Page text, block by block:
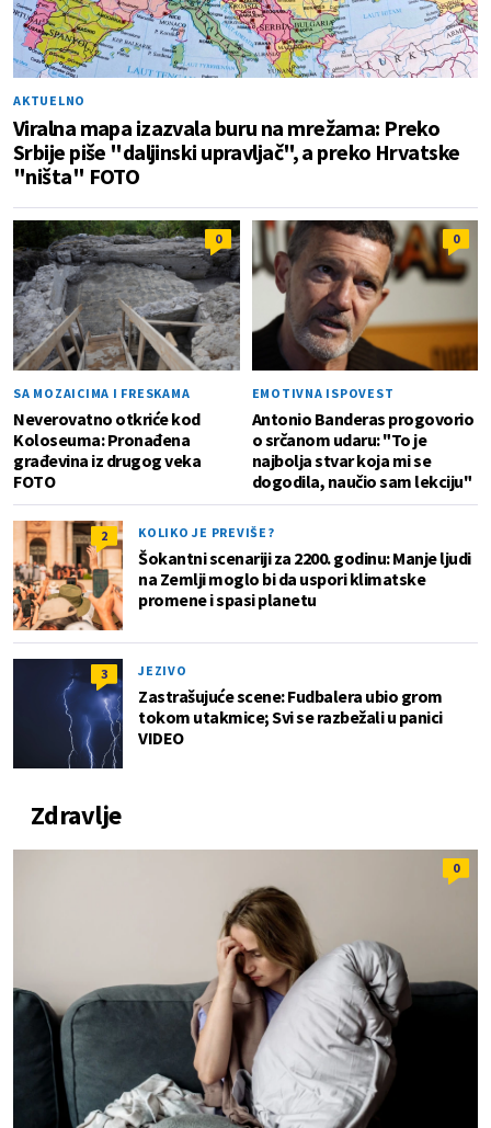
AKTUELNO
Viralna mapa izazvala buru na mrežama: Preko
Srbije piše "daljinski upravljač", a preko Hrvatske
"ništa" FOTO
0
SA MOZAICIMA I FRESKAMA
Neverovatno otkriće kod
Koloseuma: Pronađena
građevina iz drugog veka
FOTO
0
EMOTIVNA ISPOVEST
Antonio Banderas progovorio
o srčanom udaru: "To je
najbolja stvar koja mi se
dogodila, naučio sam lekciju"
2 KOLIKO JE PREVIŠE?
Šokantni scenariji za 2200. godinu: Manje ljudi
na Zemlji moglo bi da uspori klimatske
promene i spasi planetu
3 JEZIVO
Zastrašujuće scene: Fudbalera ubio grom
tokom utakmice; Svi se razbežali u panici
VIDEO
Zdravlje
0